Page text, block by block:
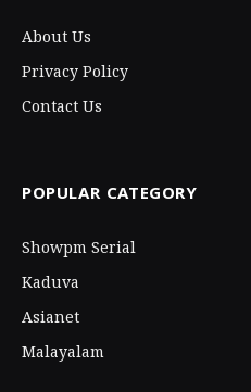
About Us
Privacy Policy
Contact Us
POPULAR CATEGORY
Showpm Serial
Kaduva
Asianet
Malayalam